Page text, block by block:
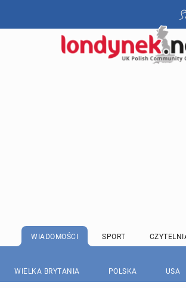
WIADOMOŚCI SPORT
WIELKA BRYTANIA POLSKA USA